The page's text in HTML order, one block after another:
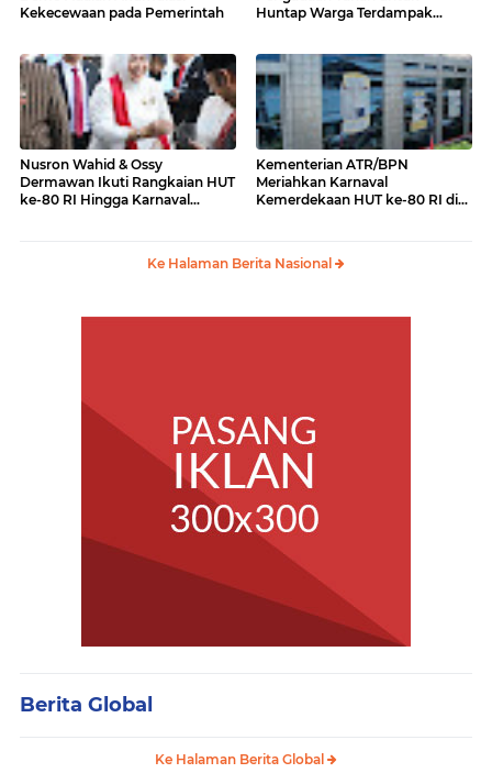
Kekecewaan pada Pemerintah
Huntap Warga Terdampak
Nusron Wahid & Ossy
Dermawan Ikuti Rangkaian HUT
ke-80 RI Hingga Karnaval
Kementerian ATR/BPN
Meriahkan Karnaval
Kemerdekaan HUT ke-80 RI di
Ke Halaman Berita Nasional
Berita Global
Ke Halaman Berita Global